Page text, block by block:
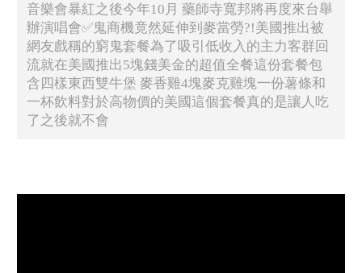
音樂會暴紅之後今年10月 藥師寺寬邦將再度來台舉
辦演唱會✅鬼商機竟然延伸到麥當勞?!美國推出被
網友戲稱的窮鬼套餐為了吸引低收入的主力客群回
流就在美國推出5塊錢美金的超值全餐這份套餐包
含四樣東西雙牛堡 麥香雞4塊麥克雞塊一份薯條和
一杯飲料對於高物價的美國這個套餐真的是讓人吃
了之後就不會